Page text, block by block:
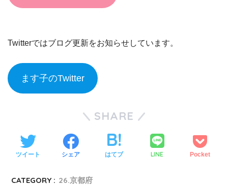
Twitterではブログ更新をお知らせしています。
ます子のTwitter
SHARE
ツイート シェア はてブ LINE Pocket
CATEGORY : 26.京都府